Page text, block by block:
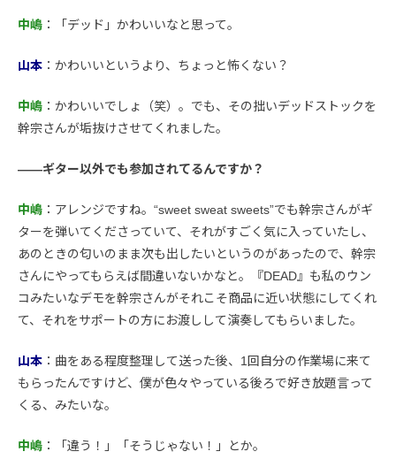
中嶋 ：「デッド」かわいいなと思って。
山本 ：かわいいというより、ちょっと怖くない？
中嶋 ：かわいいでしょ（笑）。でも、その拙いデッドストックを
幹宗さんが垢抜けさせてくれました。
――ギター以外でも参加されてるんですか？
中嶋 ：アレンジですね。“sweet sweat sweets”でも幹宗さんがギ
ターを弾いてくださっていて、それがすごく気に入っていたし、
あのときの匂いのまま次も出したいというのがあったので、幹宗
さんにやってもらえば間違いないかなと。『DEAD』も私のウン
コみたいなデモを幹宗さんがそれこそ商品に近い状態にしてくれ
て、それをサポートの方にお渡しして演奏してもらいました。
山本 ：曲をある程度整理して送った後、1回自分の作業場に来て
もらったんですけど、僕が色々やっている後ろで好き放題言って
くる、みたいな。
中嶋 ：「違う！」「そうじゃない！」とか。